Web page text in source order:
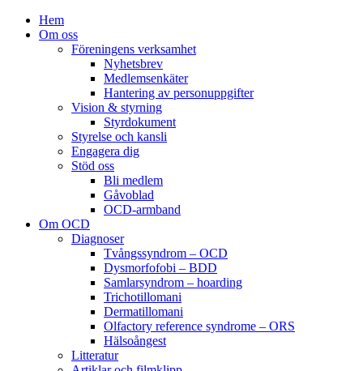
Hem
Om oss
Föreningens verksamhet
Nyhetsbrev
Medlemsenkäter
Hantering av personuppgifter
Vision & styrning
Styrdokument
Styrelse och kansli
Engagera dig
Stöd oss
Bli medlem
Gåvoblad
OCD-armband
Om OCD
Diagnoser
Tvångssyndrom – OCD
Dysmorfofobi – BDD
Samlarsyndrom – hoarding
Trichotillomani
Dermatillomani
Olfactory reference syndrome – ORS
Hälsoångest
Litteratur